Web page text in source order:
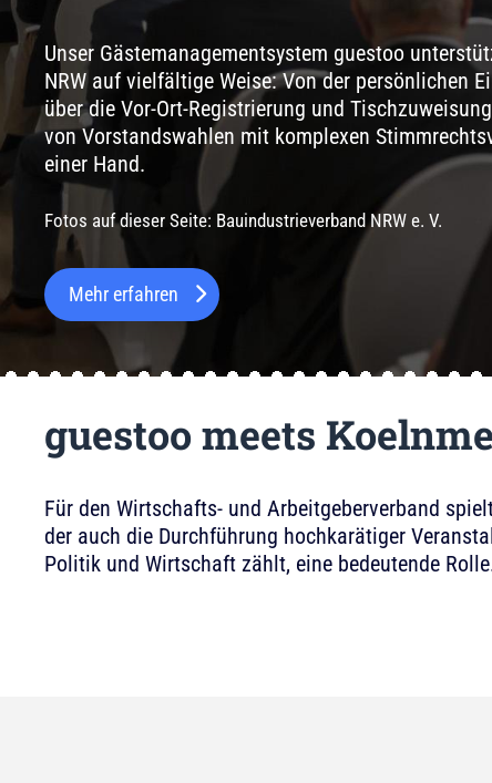
Unser Gästemanagementsystem guestoo
NRW auf vielfältige Weise: Von der persönlichen
über die Vor-Ort-Registrierung und
von Vorstandswahlen mit komplexen
einer Hand.
Fotos auf dieser Seite: Bauindustrieverband NRW e. V.
Mehr erfahren
guestoo meets
Für den Wirtschafts- und Arbeitgeberverband
der auch die Durchführung hochkarätiger
Politik und Wirtschaft zählt, eine bedeutende